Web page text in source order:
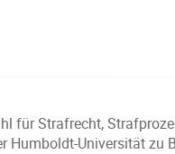
für Strafrecht,
Humboldt-Universität zu